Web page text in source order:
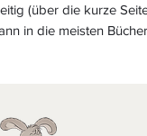
(über die kurze
in die meisten